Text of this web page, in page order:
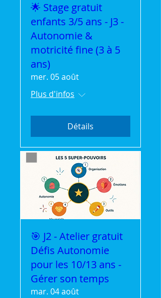
🌟 Stage gratuit
enfants 3/5 ans - J3 -
Autonomie &
motricité fine (3 à 5
ans)
mer. 05 août
Plus d'infos
Détails
🎯 J2 - Atelier gratuit
Défis Autonomie
pour les 10/13 ans -
Gérer son temps
mar. 04 août